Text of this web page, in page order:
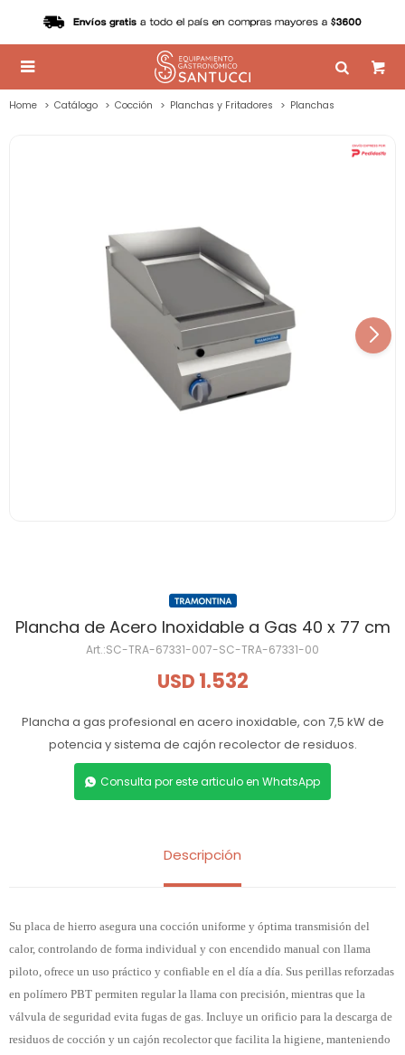

Home Catálogo Cocción Planchas y Fritadores Planchas
Plancha de Acero Inoxidable a Gas 40 x 77 cm
SC-TRA-67331-007-SC-TRA-67331-00
USD 1.532
Plancha a gas profesional en acero inoxidable, con 7,5 kW de
potencia y sistema de cajón recolector de residuos.
Consulta por este articulo en WhatsApp
Descripción
Su placa de hierro asegura una cocción uniforme y óptima transmisión del
calor, controlando de forma individual y con encendido manual con llama
piloto, ofrece un uso práctico y confiable en el día a día. Sus perillas reforzadas
en polímero PBT permiten regular la llama con precisión, mientras que la
válvula de seguridad evita fugas de gas. Incluye un orificio para la descarga de
residuos de cocción y un cajón recolector que facilita la higiene, manteniendo